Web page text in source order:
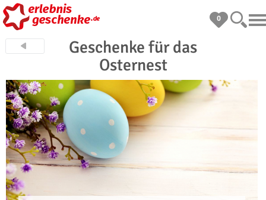
0
Geschenke für das
Osternest